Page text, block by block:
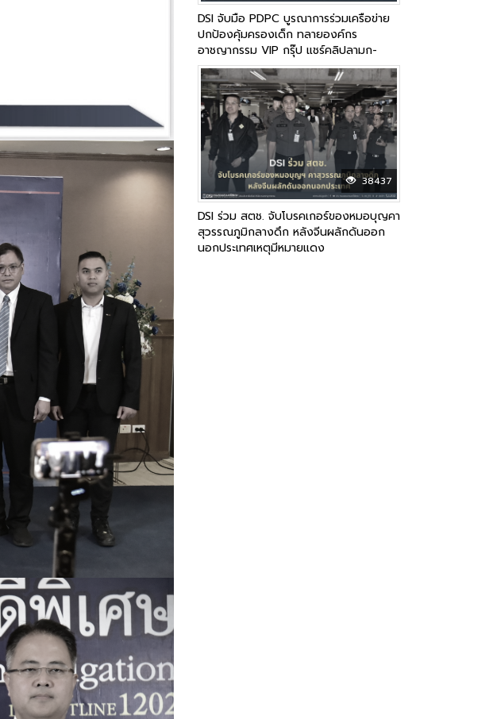
DSI จับมือ PDPC บูรณาการร่วมเครือข่าย
ปกป้องคุ้มครองเด็ก ทลายองค์กร
อาชญากรรม VIP กรุ๊ป แชร์คลิปลามก-
อนาจาร ซื้อ-ขายสะพัดโซเชียล
38437
DSI ร่วม สตช. จับโบรคเกอร์ของหมอบุญคา
สุวรรณภูมิกลางดึก หลังจีนผลักดันออก
นอกประเทศเหตุมีหมายแดง